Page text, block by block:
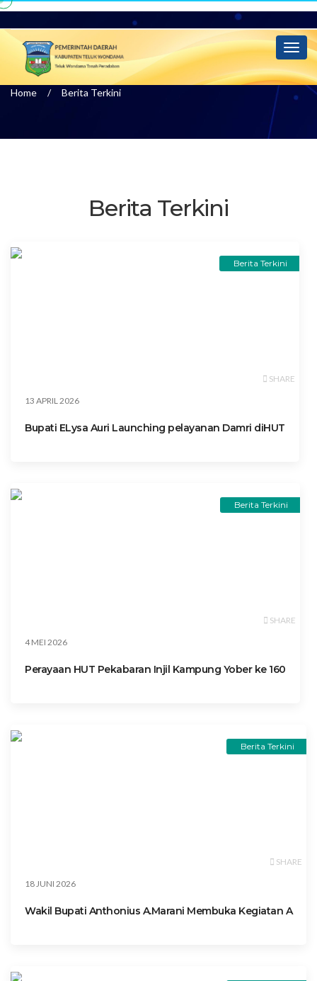
Info
Home Berita Terkini
Berita Terkini
Berita Terkini
SHARE
13 APRIL 2026
Bupati ELysa Auri Launching pelayanan Damri diHUT
Berita Terkini
SHARE
4 MEI 2026
Perayaan HUT Pekabaran Injil Kampung Yober ke 160
Berita Terkini
SHARE
18 JUNI 2026
Wakil Bupati Anthonius A.Marani Membuka Kegiatan A